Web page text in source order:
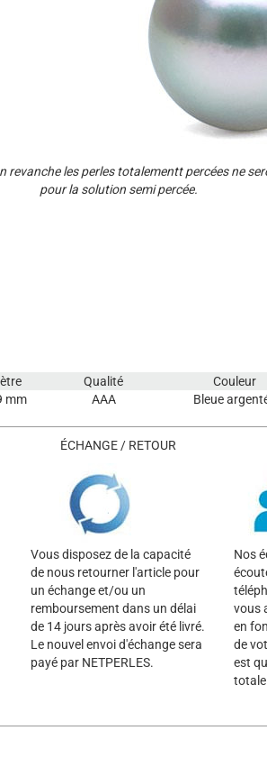
les perles totalementt percées ne
pour la solution semi percée.
Qualité Couleur
mm AAA Bleue
ÉCHANGE / RETOUR
Vous disposez de la capacité
de nous retourner l'article pour
un échange et/ou un
remboursement dans un délai
de 14 jours après avoir été livré.
Le nouvel envoi d'échange sera
payé par NETPERLES.
Nos
vous
en
de
est